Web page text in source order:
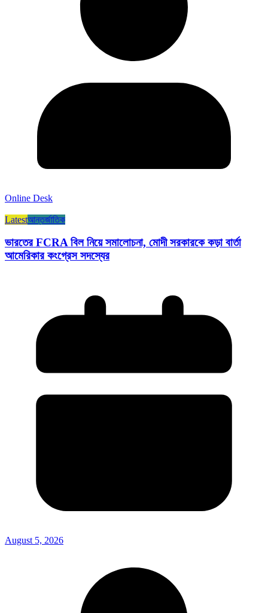
Online Desk
Latestআন্তর্জাতিক
ভারতের FCRA বিল নিয়ে সমালোচনা, মোদী সরকারকে কড়া বার্তা
আমেরিকার কংগ্রেস সদস্যের
August 5, 2026